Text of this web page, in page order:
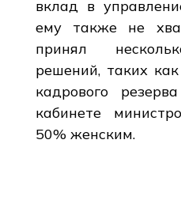
вклад в
ему также не
принял
решений, таких
кадрового
кабинете
50% женским.